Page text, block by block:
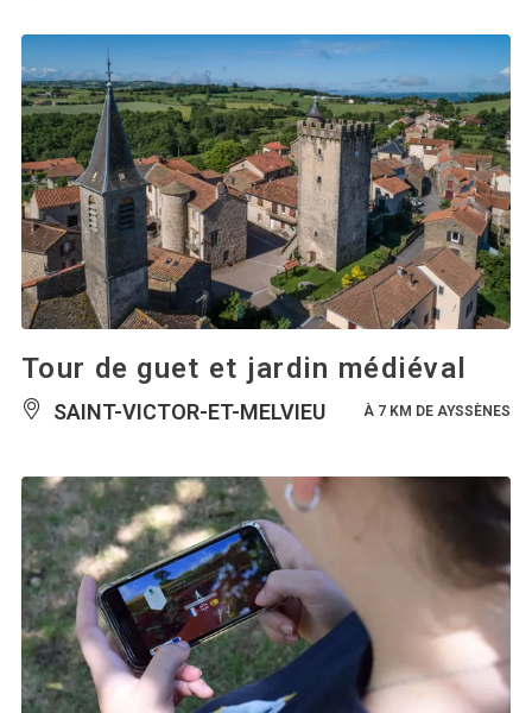
Tour de guet et jardin médiéval
SAINT-VICTOR-ET-MELVIEU À 7 KM DE AYSSÈNES